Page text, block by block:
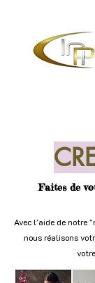
Faites de
Avec l'aide de notre
nous réalisons